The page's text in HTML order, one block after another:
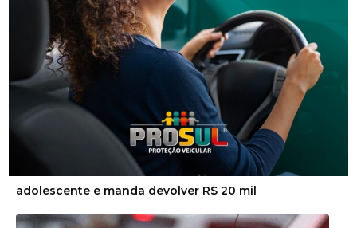
Justiça condena dupla por golpe da falsa
adolescente e manda devolver R$ 20 mil